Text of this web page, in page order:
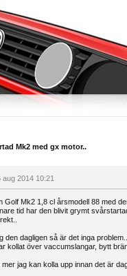
Mk2 med gx motor..
aug 2014 10:21
Golf Mk2 1,8 cl årsmodell 88 med
tid har den blivit grymt
den dagligen så är det inga
kollat över vaccumslangar, bytt
mer jag kan kolla upp innan det är